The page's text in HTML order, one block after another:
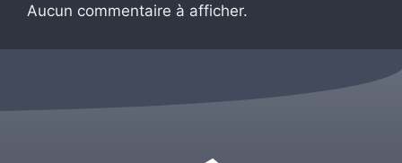
Aucun commentaire à afficher.